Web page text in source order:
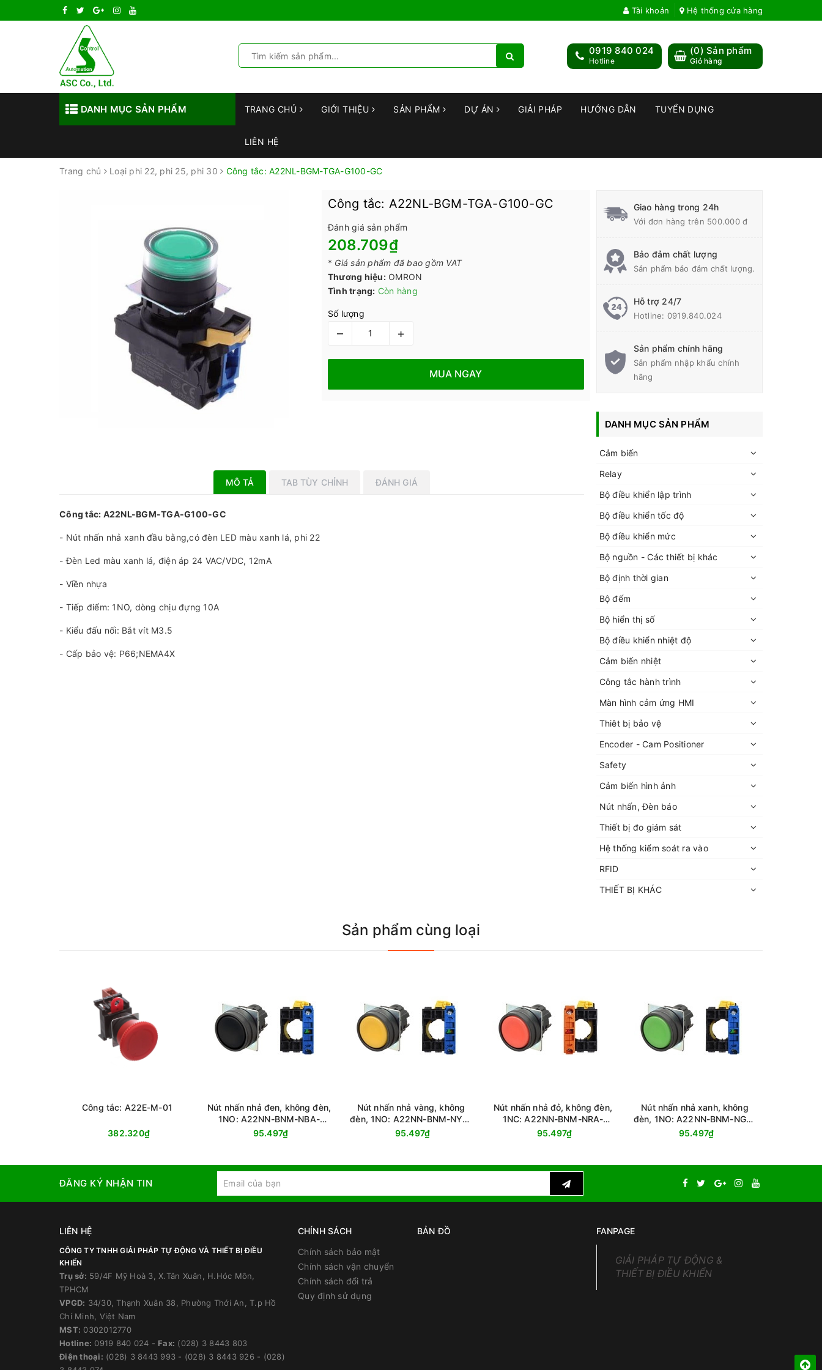
Tài khoản Hệ thống cửa hàng
(0) Sản phẩm
Giỏ hàng
0919 840 024
Hotline
DANH MỤC SẢN PHẨM TRANG CHỦ GIỚI THIỆU SẢN PHẨM DỰ ÁN GIẢI PHÁP HƯỚNG DẪN TUYỂN DỤNG
LIÊN HỆ
Trang chủ Loại phi 22, phi 25, phi 30 Công tắc: A22NL-BGM-TGA-G100-GC
Công tắc: A22NL-BGM-TGA-G100-GC
Đánh giá sản phẩm
208.709₫
* Giá sản phẩm đã bao gồm VAT
Thương hiệu: OMRON
Tình trạng: Còn hàng
Số lượng
– +
MUA NGAY
MÔ TẢ TAB TÙY CHỈNH ĐÁNH GIÁ
Công tắc: A22NL-BGM-TGA-G100-GC
- Nút nhấn nhả xanh đầu bằng,có đèn LED màu xanh lá, phi 22
- Đèn Led màu xanh lá, điện áp 24 VAC/VDC, 12mA
- Viền nhựa
- Tiếp điểm: 1NO, dòng chịu đựng 10A
- Kiểu đấu nối: Bắt vít M3.5
- Cấp bảo vệ: P66;NEMA4X
Giao hàng trong 24h
Với đơn hàng trên 500.000 đ
Bảo đảm chất lượng
Sản phẩm bảo đảm chất lượng.
Hỗ trợ 24/7
Hotline: 0919.840.024
Sản phẩm chính hãng
Sản phẩm nhập khẩu chính
hãng
DANH MỤC SẢN PHẨM
Cảm biến
Relay
Bộ điều khiển lập trình
Bộ điều khiển tốc độ
Bộ điều khiển mức
Bộ nguồn - Các thiết bị khác
Bộ định thời gian
Bộ đếm
Bộ hiển thị số
Bộ điều khiển nhiệt độ
Cảm biến nhiệt
Công tắc hành trình
Màn hình cảm ứng HMI
Thiêt bị bảo vệ
Encoder - Cam Positioner
Safety
Cảm biến hình ảnh
Nút nhấn, Đèn báo
Thiết bị đo giám sát
Hệ thống kiểm soát ra vào
RFID
THIẾT BỊ KHÁC
Sản phẩm cùng loại
Công tắc: A22E-M-01
382.320₫
Nút nhấn nhả đen, không đèn,
1NO: A22NN-BNM-NBA-
G100-NN
95.497₫
Nút nhấn nhả vàng, không
đèn, 1NO: A22NN-BNM-NYA-
G100-NN
95.497₫
Nút nhấn nhả đỏ, không đèn,
1NC: A22NN-BNM-NRA-
G002-NN
95.497₫
Nút nhấn nhả xanh, không
đèn, 1NO: A22NN-BNM-NGA-
G100-NN
95.497₫
ĐĂNG KÝ NHẬN TIN
LIÊN HỆ
CÔNG TY TNHH GIẢI PHÁP TỰ ĐỘNG VÀ THIẾT BỊ ĐIỀU
KHIỂN
Trụ sở: 59/4F Mỹ Hoà 3, X.Tân Xuân, H.Hóc Môn,
TPHCM
VPGD: 34/30, Thạnh Xuân 38, Phường Thới An, T.p Hồ
Chí Minh, Việt Nam
MST: 0302012770
Hotline: 0919 840 024 - Fax: (028) 3 8443 803
Điện thoại: (028) 3 8443 993 - (028) 3 8443 926 - (028)
CHÍNH SÁCH
Chính sách bảo mật
Chính sách vận chuyển
Chính sách đổi trả
Quy định sử dụng
BẢN ĐỒ FANPAGE
GIẢI PHÁP TỰ ĐỘNG &
THIẾT BỊ ĐIỀU KHIỂN